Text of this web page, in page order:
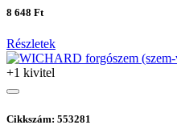
8 648 Ft
Részletek
+1 kivitel
Cikkszám: 553281